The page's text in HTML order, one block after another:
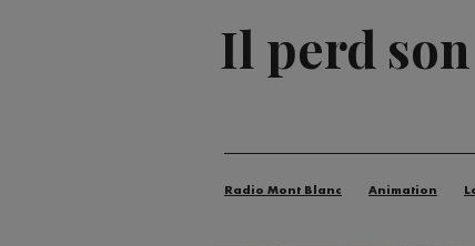
Il perd
Radio Mont Blanc Animation